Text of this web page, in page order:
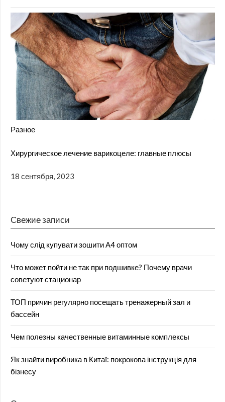
Разное
Хирургическое лечение варикоцеле: главные плюсы
18 сентября, 2023
Свежие записи
Чому слід купувати зошити А4 оптом
Что может пойти не так при подшивке? Почему врачи
советуют стационар
ТОП причин регулярно посещать тренажерный зал и
бассейн
Чем полезны качественные витаминные комплексы
Як знайти виробника в Китаї: покрокова інструкція для
бізнесу